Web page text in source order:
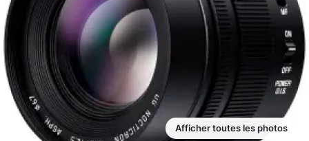
Afficher toutes les photos